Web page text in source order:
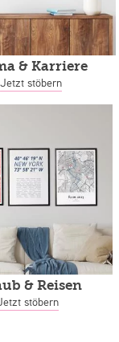
& Karriere
Jetzt stöbern
& Reisen
stöbern